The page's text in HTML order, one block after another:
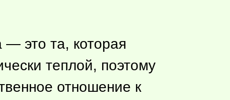
это та, которая
теплой, поэтому
отношение к